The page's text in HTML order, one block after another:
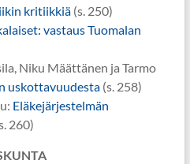
kritiikkiä(s. 250)
vastaus Tuomalan
Niku Määttänen ja Tarmo
uskottavuudesta(s. 258)
Eläkejärjestelmän
260)